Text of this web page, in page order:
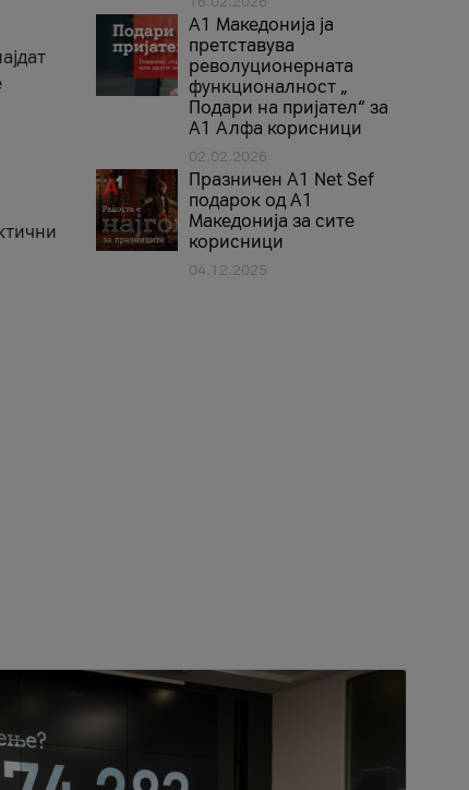
А1 Македонија ја
претставува
револуционерната
функционалност „
Подари на пријател“ за
А1 Алфа корисници
02.02.2026
Празничен A1 Net Sеf
подарок од А1
Македонија за сите
корисници
04.12.2025